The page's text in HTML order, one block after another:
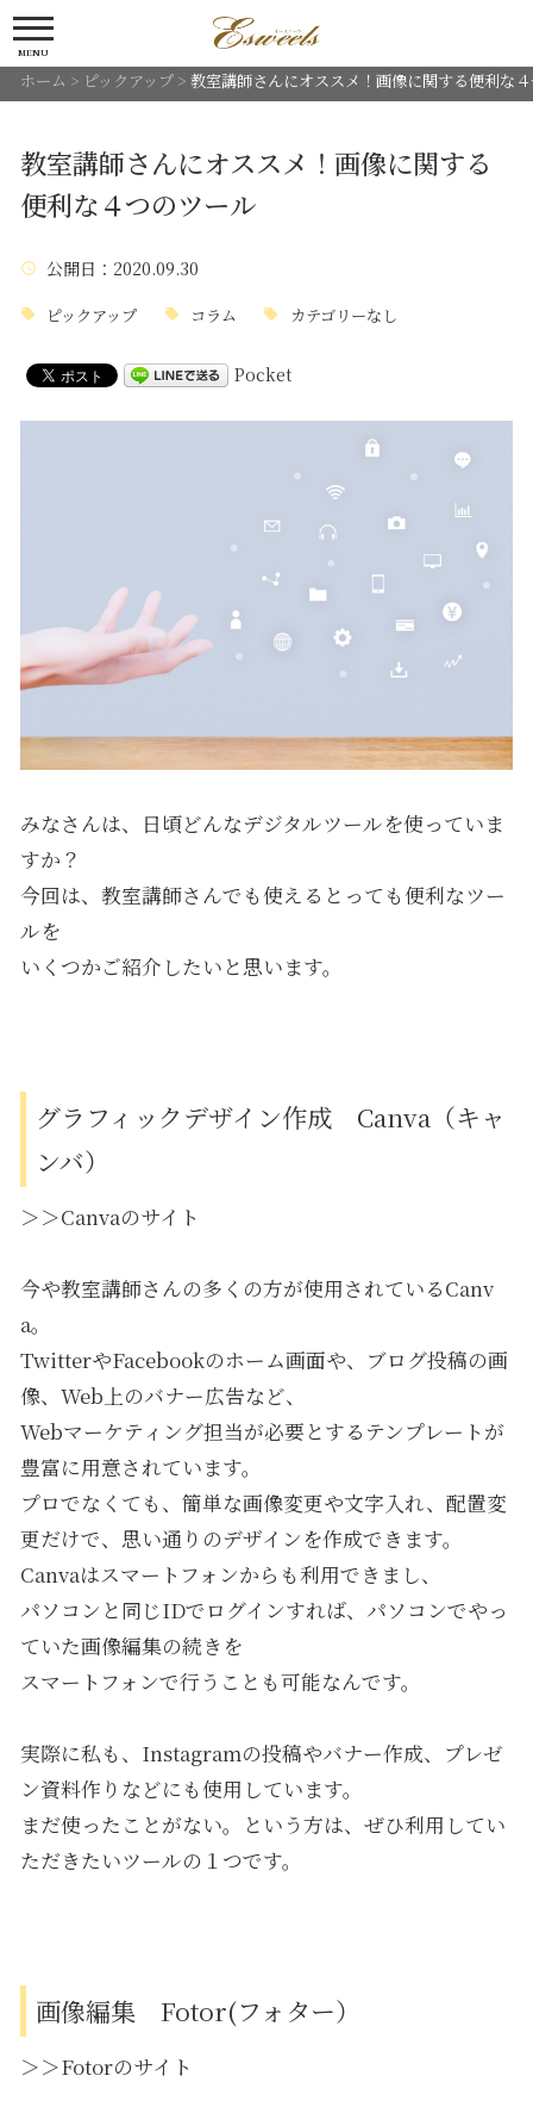
MENU
ホーム > ピックアップ> 教室講師さんにオススメ！画像に関する便利な
教室講師さんにオススメ！画像に関する
便利な４つのツール
公開日 ：2020.09.30
ピックアップ コラム カテゴリーなし
Pocket
みなさんは、日頃どんなデジタルツールを使っていま
すか？
今回は、教室講師さんでも使えるとっても便利なツー
ルを
いくつかご紹介したいと思います。
グラフィックデザイン作成 Canva（キャ
ンバ）
＞＞Canvaのサイト
今や教室講師さんの多くの方が使用されているCanv
a。
TwitterやFacebookのホーム画面や、 ブログ投稿の画
像、Web上のバナー広告など、
Webマーケティング担当が必要とするテンプレートが
豊富に用意されています。
プロでなくても、簡単な画像変更や文字入れ、配置変
更だけで、思い通りのデザインを作成できます。
Canvaはスマートフォンからも利用できまし、
パソコンと同じIDでログインすれば、パソコンでやっ
ていた画像編集の続きを
スマートフォンで行うことも可能なんです。
実際に私も、Instagramの投稿やバナー作成、プレゼ
ン資料作りなどにも使用しています。
まだ使ったことがない。という方は、ぜひ利用してい
ただきたいツールの１つです。
画像編集 Fotor(フォター）
＞＞Fotorのサイト